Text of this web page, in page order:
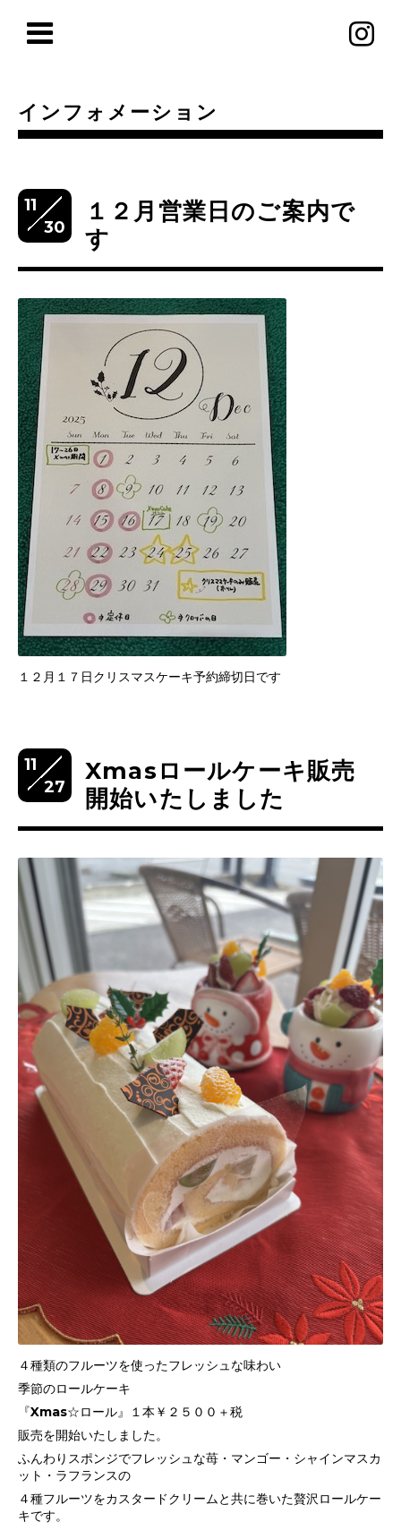
インフォメーション
11
30
１２月営業日のご案内で
す
１２月１７日クリスマスケーキ予約締切日です
11
27
Xmasロールケーキ販売
開始いたしました
４種類のフルーツを使ったフレッシュな味わい
季節のロールケーキ
『Xmas☆ロール』１本￥２５００＋税
販売を開始いたしました。
ふんわりスポンジでフレッシュな苺・マンゴー・シャインマスカ
ット・ラフランスの
４種フルーツをカスタードクリームと共に巻いた贅沢ロールケー
キです。